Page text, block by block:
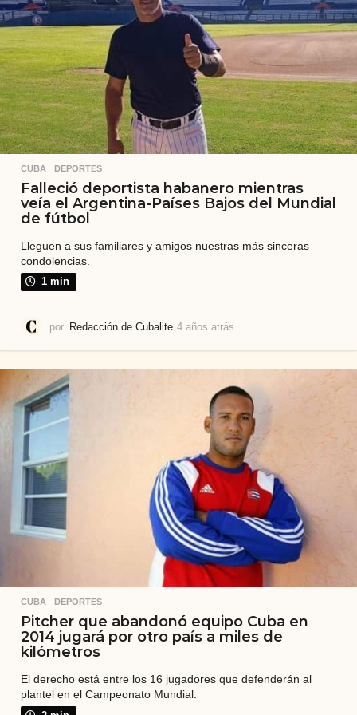
CUBA ,DEPORTES
Falleció deportista habanero mientras
veía el Argentina-Países Bajos del Mundial
de fútbol
Lleguen a sus familiares y amigos nuestras más sinceras
condolencias.
1 min
por Redacción de Cubalite 4 años atrás
o
s
a
t
r
á
s
CUBA ,DEPORTES
Pitcher que abandonó equipo Cuba en
2014 jugará por otro país a miles de
kilómetros
El derecho está entre los 16 jugadores que defenderán al
plantel en el Campeonato Mundial.